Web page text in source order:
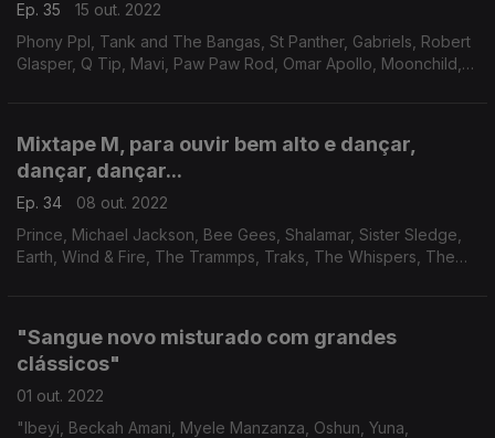
Ep. 35
15 out. 2022
Phony Ppl, Tank and The Bangas, St Panther, Gabriels, Robert
Glasper, Q Tip, Mavi, Paw Paw Rod, Omar Apollo, Moonchild,
Mixtape M, para ouvir bem alto e dançar,
dançar, dançar...
Ep. 34
08 out. 2022
Prince, Michael Jackson, Bee Gees, Shalamar, Sister Sledge,
Earth, Wind & Fire, The Trammps, Traks, The Whispers, The
"Sangue novo misturado com grandes
clássicos"
01 out. 2022
"Ibeyi, Beckah Amani, Myele Manzanza, Oshun, Yuna,